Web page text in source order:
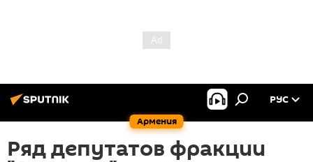
Армения
РУС
Ряд депутатов фракции